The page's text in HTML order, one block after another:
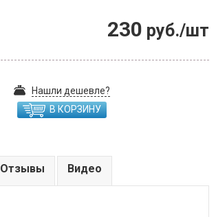
230 руб./шт
Нашли дешевле?
В КОРЗИНУ
Отзывы Видео